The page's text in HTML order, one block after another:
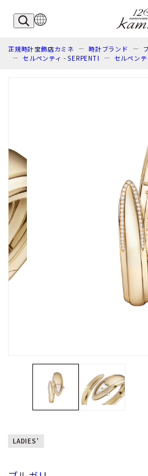
正規時計宝飾店カミネ 時計ブランド
セルペンティ - SERPENTI
セルペン
LADIES'